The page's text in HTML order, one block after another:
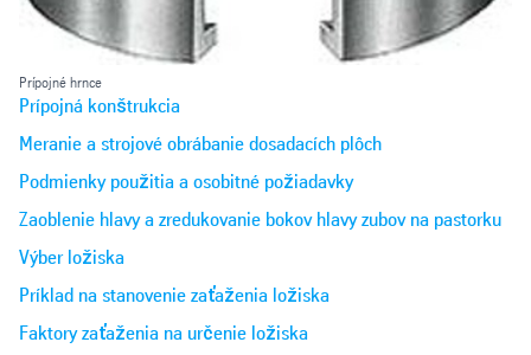
Prípojné hrnce
Prípojná konštrukcia
Meranie a strojové obrábanie dosadacích plôch
Podmienky použitia a osobitné požiadavky
Zaoblenie hlavy a zredukovanie bokov hlavy zubov na pastorku
Výber ložiska
Príklad na stanovenie zaťaženia ložiska
Faktory zaťaženia na určenie ložiska